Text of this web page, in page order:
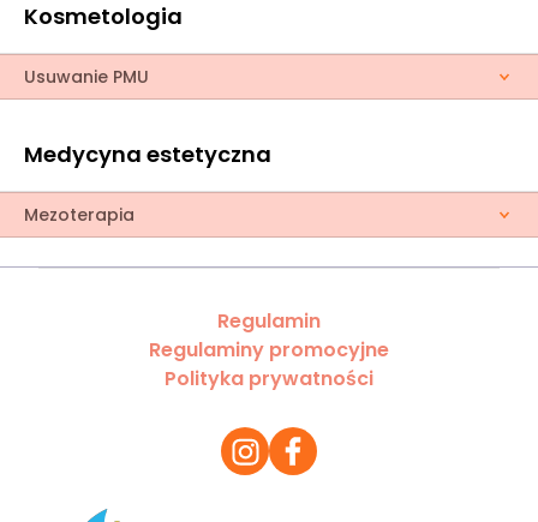
Kosmetologia
Usuwanie PMU
Medycyna estetyczna
Mezoterapia
Regulamin
Regulaminy promocyjne
Polityka prywatności